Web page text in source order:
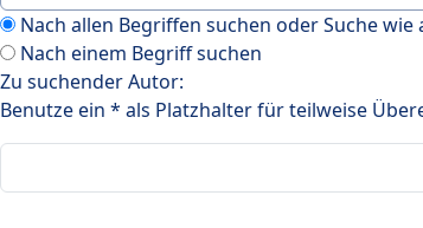
Nach allen Begriffen suchen oder Suche
Nach einem Begriff suchen
Zu suchender Autor:
Benutze ein * als Platzhalter für teilweise